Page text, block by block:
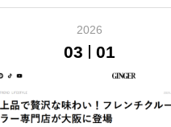
2026
03 01